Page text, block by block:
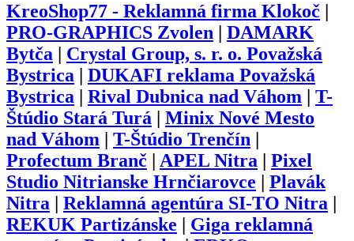
KreoShop77 - Reklamná firma Klokoč
PRO-GRAPHICS Zvolen
DAMARK
Bytča
Crystal Group, s. r. o. Považská
Bystrica
DUKAFI reklama Považská
Bystrica
Rival Dubnica nad Váhom
T-
Štúdio Stará Turá
Minix Nové Mesto
nad Váhom
T-Štúdio Trenčín
Profectum Branč
APEL Nitra
Pixel
Studio Nitrianske Hrnčiarovce
Plavák
Nitra
Reklamná agentúra SI-TO Nitra
REKUK Partizánske
Giga reklamná